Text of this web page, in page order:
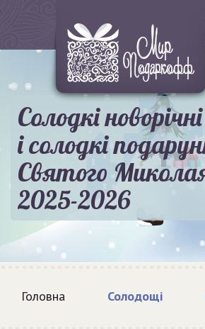
Солодкі
і солодкі
Святого
2025-2026
Головна Солодощі